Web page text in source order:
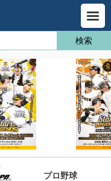
プロ野球